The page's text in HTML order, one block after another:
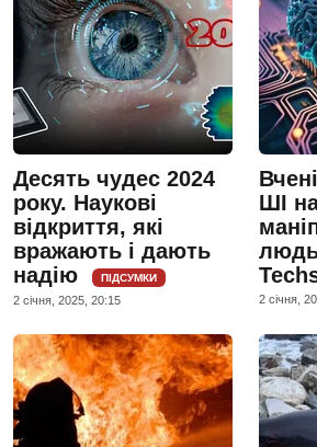
Десять чудес 2024
року. Наукові
відкриття, які
вражають і дають
надію
ПІДСУМКИ
2 сiчня, 2025, 20:15
ШІ
2 сiчня,